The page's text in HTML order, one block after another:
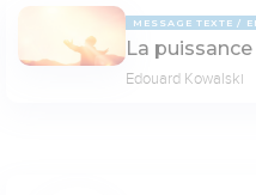
MESSAGE TEXTE
La
Edouard Kowalski